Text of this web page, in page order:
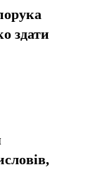
здати